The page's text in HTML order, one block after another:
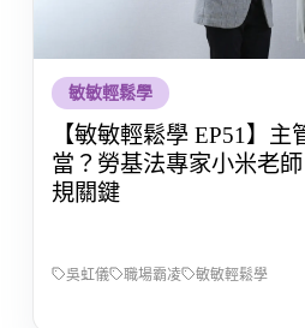
敏敏輕鬆學
【敏敏輕鬆學 EP51】
當？勞基法專家小米老
規關鍵
吳虹儀 職場霸凌 敏敏輕鬆學